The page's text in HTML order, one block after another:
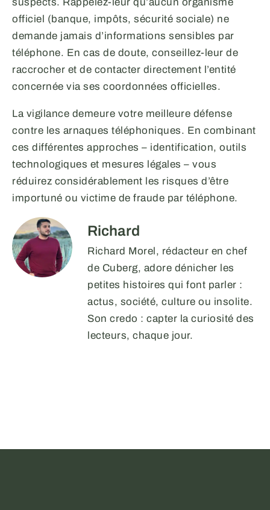
officiel (banque, impôts, sécurité sociale) ne
demande jamais d’informations sensibles par
téléphone. En cas de doute, conseillez-leur de
raccrocher et de contacter directement l’entité
concernée via ses coordonnées officielles.
La vigilance demeure votre meilleure défense
contre les arnaques téléphoniques. En combinant
ces différentes approches – identification, outils
technologiques et mesures légales – vous
réduirez considérablement les risques d’être
importuné ou victime de fraude par téléphone.
Richard
Richard Morel, rédacteur en chef
de Cuberg, adore dénicher les
petites histoires qui font parler :
actus, société, culture ou insolite.
Son credo : capter la curiosité des
lecteurs, chaque jour.